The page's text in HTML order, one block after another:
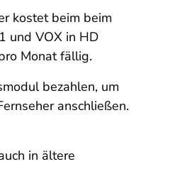
kostet beim beim
und VOX in HD
Monat fällig.
bezahlen, um
anschließen.
in ältere